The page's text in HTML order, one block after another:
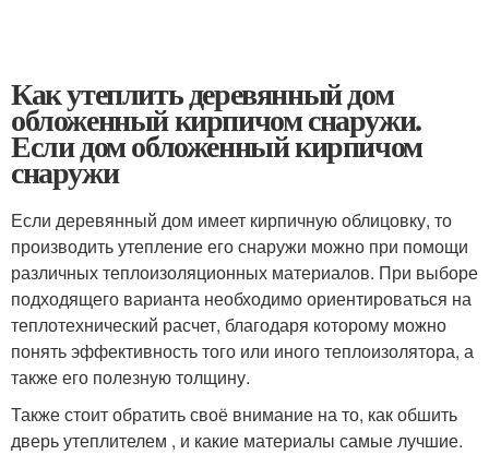
Как утеплить деревянный дом
обложенный кирпичом снаружи.
Если дом обложенный кирпичом
снаружи
Если деревянный дом имеет кирпичную облицовку, то
производить утепление его снаружи можно при помощи
различных теплоизоляционных материалов. При выборе
подходящего варианта необходимо ориентироваться на
теплотехнический расчет, благодаря которому можно
понять эффективность того или иного теплоизолятора, а
также его полезную толщину.
Также стоит обратить своё внимание на то, как обшить
дверь утеплителем , и какие материалы самые лучшие.